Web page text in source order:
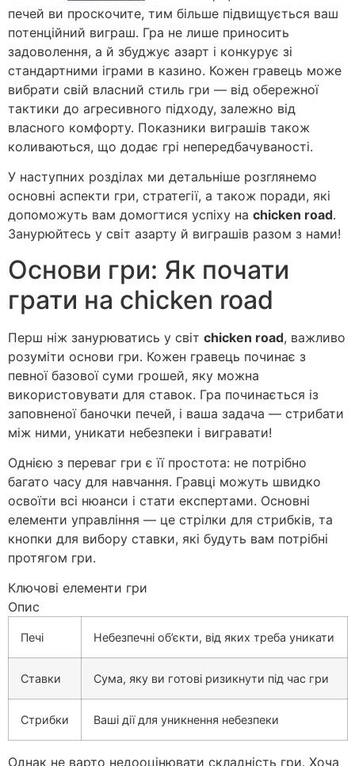
печей ви проскочите, тим більше підвищується ваш
потенційний виграш. Гра не лише приносить
задоволення, а й збуджує азарт і конкурує зі
стандартними іграми в казино. Кожен гравець може
вибрати свій власний стиль гри — від обережної
тактики до агресивного підходу, залежно від
власного комфорту. Показники виграшів також
коливаються, що додає грі непередбачуваності.
У наступних розділах ми детальніше розглянемо
основні аспекти гри, стратегії, а також поради, які
допоможуть вам домогтися успіху на chicken road.
Занурюйтесь у світ азарту й виграшів разом з нами!
Основи гри: Як почати
грати на chicken road
Перш ніж занурюватись у світ chicken road, важливо
розуміти основи гри. Кожен гравець починає з
певної базової суми грошей, яку можна
використовувати для ставок. Гра починається із
заповненої баночки печей, і ваша задача — стрибати
між ними, уникати небезпеки і вигравати!
Однією з переваг гри є її простота: не потрібно
багато часу для навчання. Гравці можуть швидко
освоїти всі нюанси і стати експертами. Основні
елементи управління — це стрілки для стрибків, та
кнопки для вибору ставки, які будуть вам потрібні
протягом гри.
Ключові елементи гри
Опис
Печі Небезпечні об’єкти, від яких треба уникати
Ставки Сума, яку ви готові ризикнути під час гри
Стрибки Ваші дії для уникнення небезпеки
Однак не варто недооцінювати складність гри. Хоча